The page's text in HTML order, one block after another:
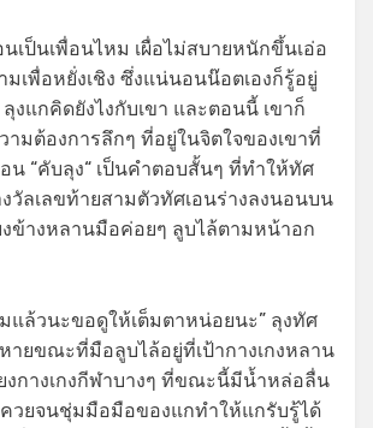
เป็นเพื่อนไหม เผื่อไม่สบายหนักขึ้นเอ่อ
มเพื่อหยั่งเชิง ซึ่งแน่นอนน๊อตเองก็รู้อยู่
งแกคิดยังไงกับเขา และตอนนี้ เขาก็
ามต้องการลึกๆ ที่อยู่ในจิตใจของเขาที่
น “คับลุง“ เป็นคำตอบสั้นๆ ที่ทำให้ทัศ
วัลเลขท้ายสามตัวทัศเอนร่างลงนอนบน
งข้างหลานมือค่อยๆ ลูบไล้ตามหน้าอก
แล้วนะขอดูให้เต็มตาหน่อยนะ” ลุงทัศ
ายขณะที่มือลูบไล้อยู่ที่เป้ากางเกงหลาน
งกางเกงกีฬาบางๆ ที่ขณะนี้มีน้ำหล่อลื่น
วยจนชุ่มมือมือของแกทำให้แกรับรู้ได้